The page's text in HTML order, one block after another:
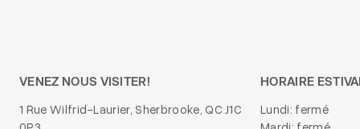
VENEZ NOUS VISITER!
1 Rue Wilfrid-Laurier, Sherbrooke, QC J1C
HORAIRE
Lundi: fermé